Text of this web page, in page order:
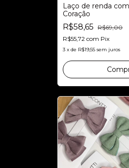
Laço de renda
Coração
R$58,65 R$69,00
R$55,72 com Pix
3 x de R$19,55 sem juros